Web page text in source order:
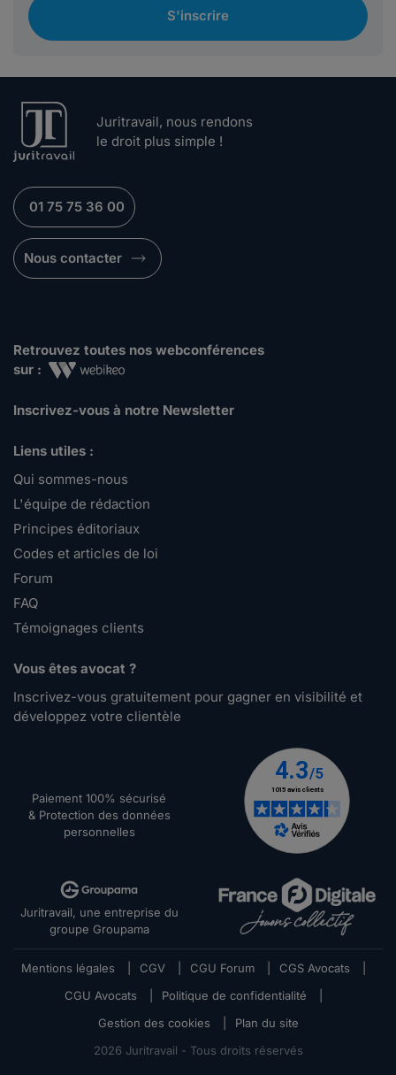
S'inscrire
Juritravail, nous rendons
le droit plus simple !
01 75 75 36 00
Nous contacter
Retrouvez toutes nos webconférences
sur :
Inscrivez-vous à notre Newsletter
Liens utiles :
Qui sommes-nous
L'équipe de rédaction
Principes éditoriaux
Codes et articles de loi
Forum
FAQ
Témoignages clients
Vous êtes avocat ?
Inscrivez-vous gratuitement pour gagner en visibilité et
développez votre clientèle
Paiement 100% sécurisé
& Protection des données
personnelles
Juritravail, une entreprise du
groupe Groupama
Mentions légales CGV CGU Forum CGS Avocats
CGU Avocats
Politique de confidentialité
Gestion des cookies
Plan du site
2026 Juritravail - Tous droits réservés